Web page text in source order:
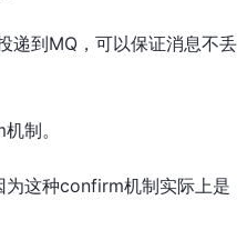
递到MQ，可以保证消息不丢
制。
这种confirm机制实际上是